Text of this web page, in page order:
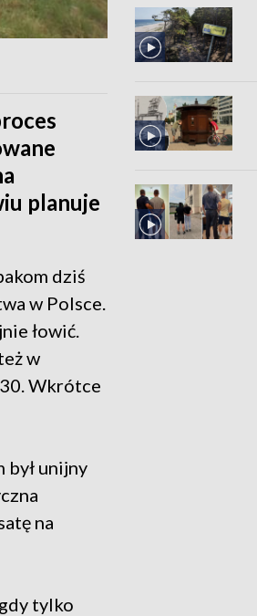
planuje
dziś
w Polsce.
łowić.
w
Wkrótce
był unijny
na
tylko